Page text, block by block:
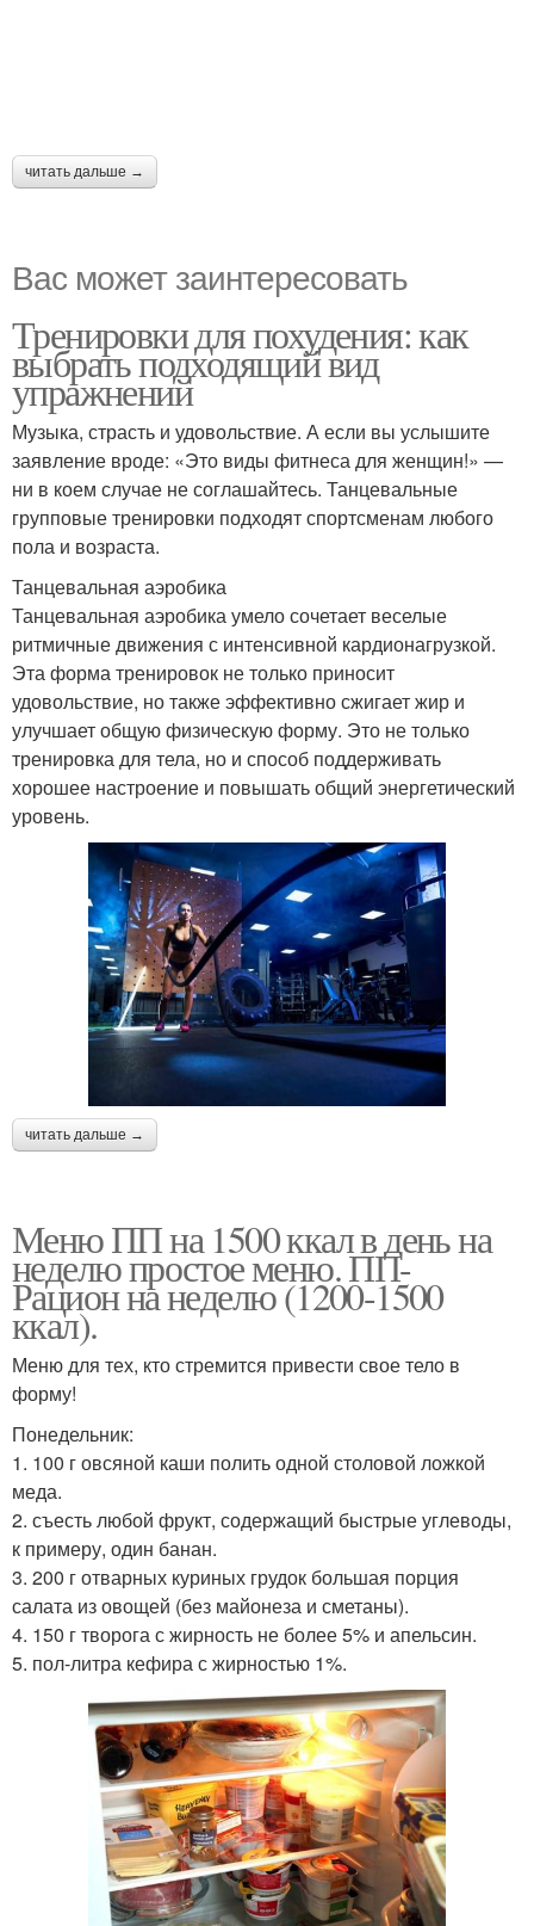
читать дальше →
Вас может заинтересовать
Тренировки для похудения: как
выбрать подходящий вид
упражнений
Музыка, страсть и удовольствие. А если вы услышите
заявление вроде: «Это виды фитнеса для женщин!» —
ни в коем случае не соглашайтесь. Танцевальные
групповые тренировки подходят спортсменам любого
пола и возраста.
Танцевальная аэробика
Танцевальная аэробика умело сочетает веселые
ритмичные движения с интенсивной кардионагрузкой.
Эта форма тренировок не только приносит
удовольствие, но также эффективно сжигает жир и
улучшает общую физическую форму. Это не только
тренировка для тела, но и способ поддерживать
хорошее настроение и повышать общий энергетический
уровень.
читать дальше →
Меню ПП на 1500 ккал в день на
неделю простое меню. ПП-
Рацион на неделю (1200-1500
ккал).
Меню для тех, кто стремится привести свое тело в
форму!
Понедельник:
1. 100 г овсяной каши полить одной столовой ложкой
меда.
2. съесть любой фрукт, содержащий быстрые углеводы,
к примеру, один банан.
3. 200 г отварных куриных грудок большая порция
салата из овощей (без майонеза и сметаны).
4. 150 г творога с жирность не более 5% и апельсин.
5. пол-литра кефира с жирностью 1%.